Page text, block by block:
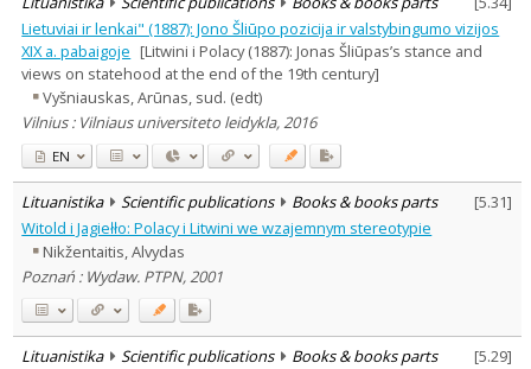
Lietuviai ir lenkai" (1887): Jono Šliūpo pozicija ir valstybingumo vizijos
XIX a. pabaigoje [Litwini i Polacy (1887): Jonas Šliūpas’s stance and
views on statehood at the end of the 19th century]
Vyšniauskas, Arūnas, sud. (edt)
Vilnius : Vilniaus universiteto leidykla, 2016
EN
Lituanistika Scientific publications Books & books parts [5.31]
Witold i Jagiełło: Polacy i Litwini we wzajemnym stereotypie
Nikžentaitis, Alvydas
Poznań : Wydaw. PTPN, 2001
Lituanistika Scientific publications Books & books parts [5.29]